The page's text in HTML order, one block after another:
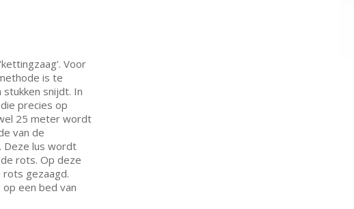
Voor
is te
snijdt. In
precies op
25 meter wordt
van de
Deze lus wordt
rots. Op deze
gezaagd.
op een bed van